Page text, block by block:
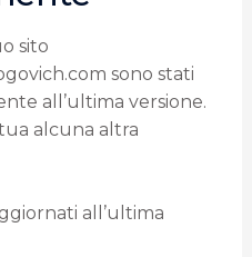
sito
sono stati
all’ultima versione.
alcuna altra
all’ultima